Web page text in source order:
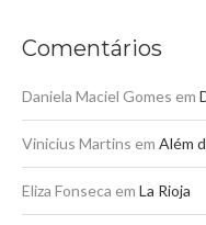
Comentários
Daniela Maciel Gomes em
Vinicius Martins em Além
Eliza Fonseca em La Rioja